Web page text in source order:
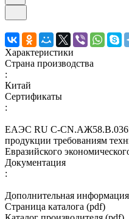
Характеристики
Страна производства
:
Китай
Сертификаты
:
ЕАЭС RU С-
продукции требованиям
Евразийского
Документация
:
Дополнительная
Страница каталога (pdf)